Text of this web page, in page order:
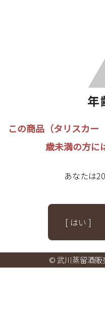
この商品（タリスカ
歳未満の方に
あなたは
[ はい ]
© 武川蒸留酒販